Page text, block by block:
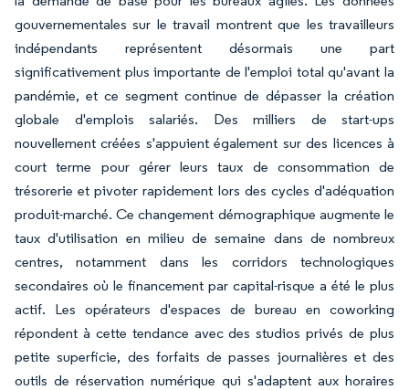
gouvernementales sur le travail montrent que les travailleurs
indépendants représentent désormais une part
significativement plus importante de l'emploi total qu'avant la
pandémie, et ce segment continue de dépasser la création
globale d'emplois salariés. Des milliers de start-ups
nouvellement créées s'appuient également sur des licences à
court terme pour gérer leurs taux de consommation de
trésorerie et pivoter rapidement lors des cycles d'adéquation
produit-marché. Ce changement démographique augmente le
taux d'utilisation en milieu de semaine dans de nombreux
centres, notamment dans les corridors technologiques
secondaires où le financement par capital-risque a été le plus
actif. Les opérateurs d'espaces de bureau en coworking
répondent à cette tendance avec des studios privés de plus
petite superficie, des forfaits de passes journalières et des
outils de réservation numérique qui s'adaptent aux horaires